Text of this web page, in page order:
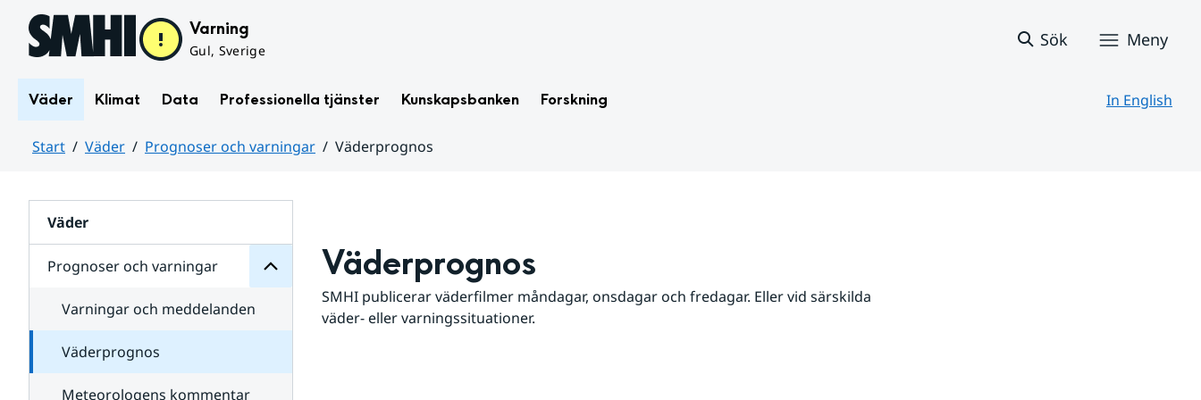
Hoppa till sidans innehåll Varning
Gul, Sverige
Sök Meny
Väder Klimat Data Professionella tjänster Kunskapsbanken Forskning In English
Start Väder Prognoser och varningar
Väderprognos
Väder
Prognoser och varningar
för
varningar
Varningar och meddelanden
Väderprognos
Meteorologens kommentar
Väderprognos
SMHI publicerar väderfilmer måndagar, onsdagar och fredagar. Eller vid särskilda
väder- eller varningssituationer.